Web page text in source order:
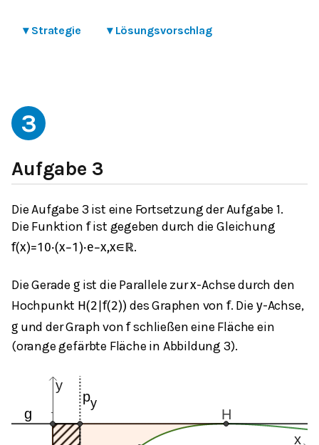
▾ Strategie ▾ Lösungsvorschlag
3
Aufgabe 3
Die Aufgabe 3 ist eine Fortsetzung der Aufgabe 1.
Die Funktion f ist gegeben durch die Gleichung
f(x)=10⋅(x−1 )⋅e−x,x∈ ℝ.
Die Gerade gist die Parallele zurx-Achse durch den
Hochpunkt H(2 |f(2)) des Graphen von f. Die y-Achse,
g und der Graph vonfschließen eine Fläche ein
(orange gefärbte Fläche in Abbildung 3).